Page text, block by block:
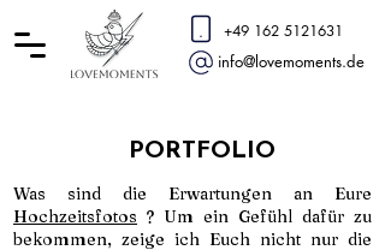
+49 162 5121631
info@lovemoments.de
PORTFOLIO
Was sind die Erwartungen an Eure
Hochzeitsfotos ? Um ein Gefühl dafür zu
bekommen, zeige ich Euch nicht nur die